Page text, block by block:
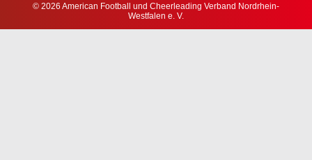
© 2026 American Football und Cheerleading Verband Nordrhein-
Westfalen e. V.